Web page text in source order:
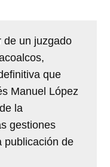
de un juzgado
que
Manuel López
la
gestiones
publicación de